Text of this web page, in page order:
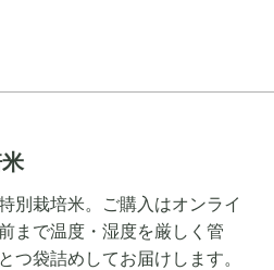
別栽培米。ご購入はオンライ
まで温度・湿度を厳しく管
つ袋詰めしてお届けします。